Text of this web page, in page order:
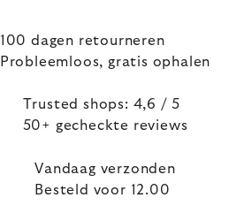
100 dagen retourneren
Probleemloos, gratis ophalen
Trusted shops: 4,6 / 5
50+ gecheckte reviews
Vandaag verzonden
Besteld voor 12.00